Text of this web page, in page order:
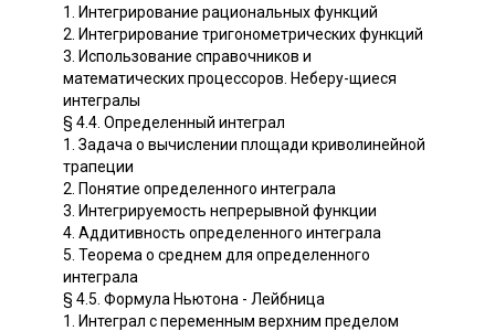
1. Интегрирование рациональных функций
2. Интегрирование тригонометрических функций
3. Использование справочников и
математических процессоров. Неберу-щиеся
интегралы
§ 4.4. Определенный интеграл
1. Задача о вычислении площади криволинейной
трапеции
2. Понятие определенного интеграла
3. Интегрируемость непрерывной функции
4. Аддитивность определенного интеграла
5. Теорема о среднем для определенного
интеграла
§ 4.5. Формула Ньютона - Лейбница
1. Интеграл с переменным верхним пределом